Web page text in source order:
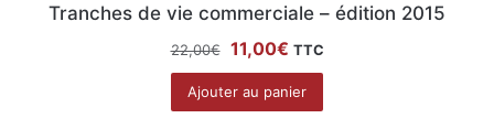
Tranches de vie commerciale – édition 2015
22,00€ Le
prix
initial
était :
11,00€Le
prix
actuel
est :
TTC
Ajouter au panier